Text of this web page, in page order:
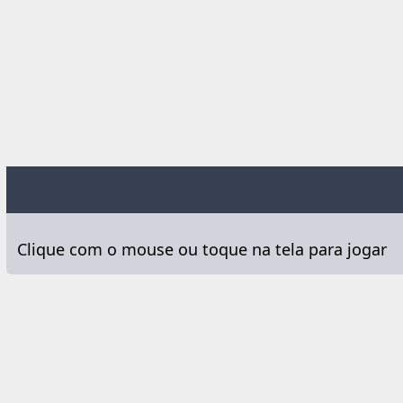
Clique com o mouse ou toque na tela para jogar